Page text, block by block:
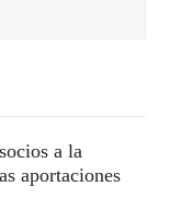
a la
aportaciones